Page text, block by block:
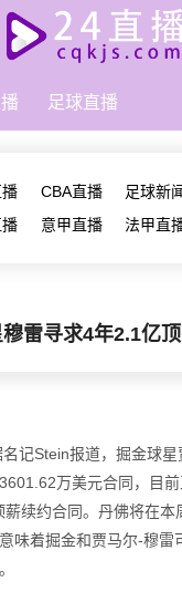
足球直播
CBA直播 足球新
意甲直播 法甲直
雷寻求4年2.1亿
Stein报道，掘金球星
万美元合同，目
续约合同。丹佛将在本
味着掘金和贾马尔-穆雷